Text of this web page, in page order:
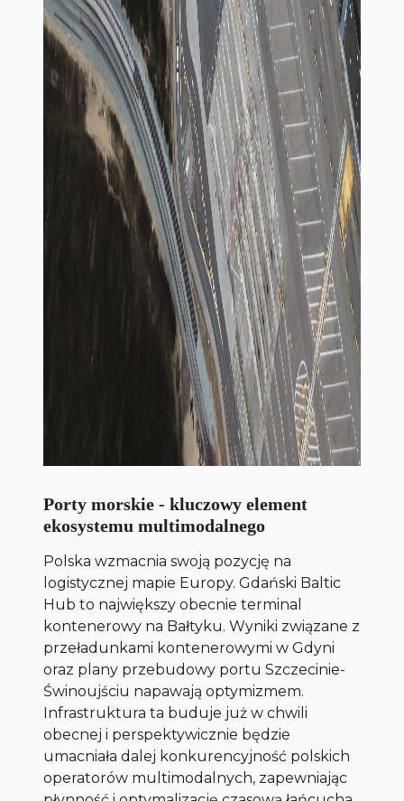
Porty morskie - kluczowy element
ekosystemu multimodalnego
Polska wzmacnia swoją pozycję na
logistycznej mapie Europy. Gdański Baltic
Hub to największy obecnie terminal
kontenerowy na Bałtyku. Wyniki związane z
przeładunkami kontenerowymi w Gdyni
oraz plany przebudowy portu Szczecinie-
Świnoujściu napawają optymizmem.
Infrastruktura ta buduje już w chwili
obecnej i perspektywicznie będzie
umacniała dalej konkurencyjność polskich
operatorów multimodalnych, zapewniając